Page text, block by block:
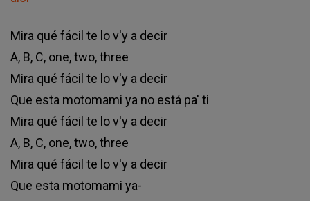
Mira qué fácil te lo v'y a decir
A, B, C, one, two, three
Mira qué fácil te lo v'y a decir
Que esta motomami ya no está pa' ti
Mira qué fácil te lo v'y a decir
A, B, C, one, two, three
Mira qué fácil te lo v'y a decir
Que esta motomami ya-